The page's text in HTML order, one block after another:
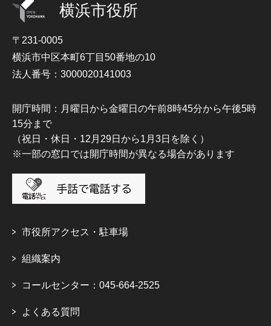
横浜市役所
〒231-0005
横浜市中区本町6丁目50番地の10
法人番号：3000020141003
開庁時間：月曜日から金曜日の午前8時45分から午後5時
15分まで
（祝日・休日・12月29日から1月3日を除く）
※一部の窓口では開庁時間が異なる場合があります
市役所アクセス・駐車場
組織案内
コールセンター：045-664-2525
よくある質問